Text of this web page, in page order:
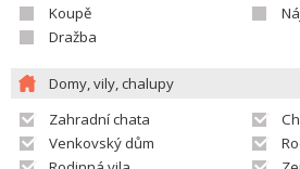
Koupě
Dražba
Domy, vily, chalupy
Zahradní chata
Venkovský dům